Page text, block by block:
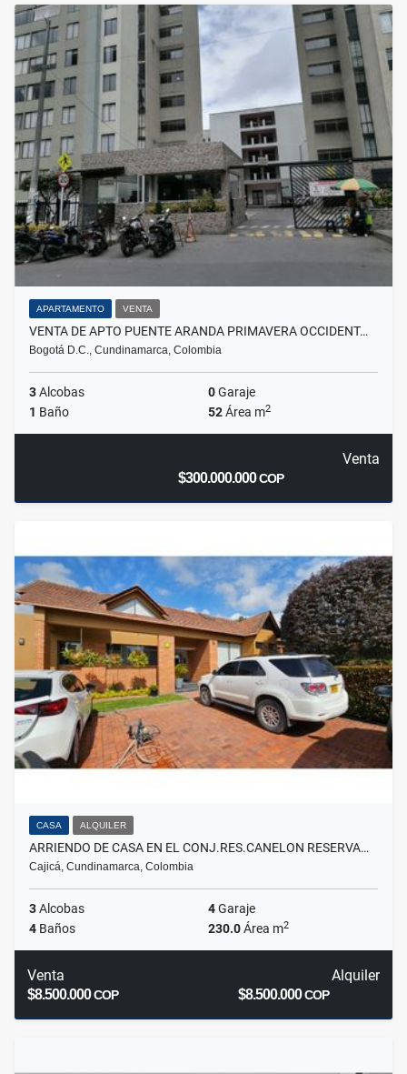
APARTAMENTO VENTA
VENTA DE APTO PUENTE ARANDA PRIMAVERA OCCIDENT…
Bogotá D.C., Cundinamarca, Colombia
3Alcobas 0Garaje
1 Baño 52Área m2
Venta
$300.000.000COP
CASA ALQUILER
ARRIENDO DE CASA EN EL CONJ.RES.CANELON RESERVA…
Cajicá, Cundinamarca, Colombia
3Alcobas 4Garaje
4 Baños 230.0Área m2
Venta
$8.500.000COP
Alquiler
$8.500.000COP